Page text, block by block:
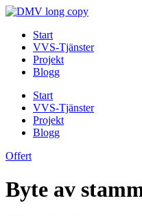
Skip
contentStart
VVS-Tjänster
Projekt
Blogg
Start
VVS-Tjänster
Projekt
Blogg
Offert
Byte av